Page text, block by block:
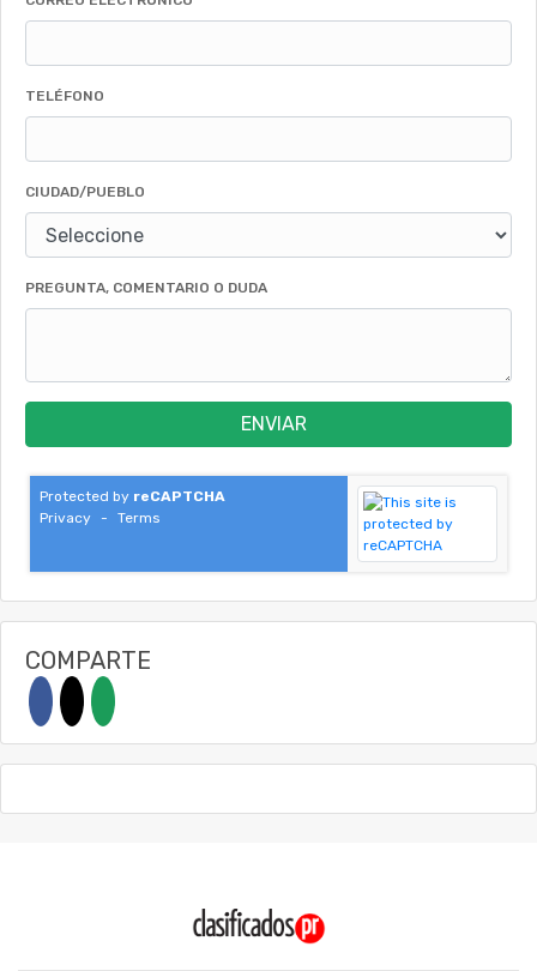
TELÉFONO
CIUDAD/PUEBLO
PREGUNTA, COMENTARIO O DUDA
ENVIAR
Protected by reCAPTCHA
Privacy
- Terms
COMPARTE